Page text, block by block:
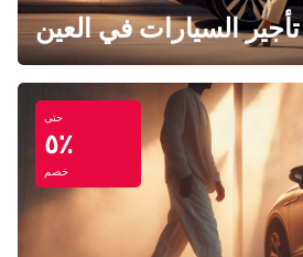
السيارات في العين
حتى
٥٪
خصم